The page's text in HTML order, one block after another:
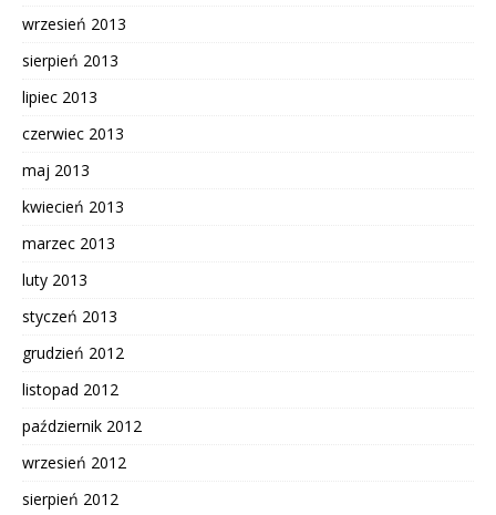
wrzesień 2013
sierpień 2013
lipiec 2013
czerwiec 2013
maj 2013
kwiecień 2013
marzec 2013
luty 2013
styczeń 2013
grudzień 2012
listopad 2012
październik 2012
wrzesień 2012
sierpień 2012